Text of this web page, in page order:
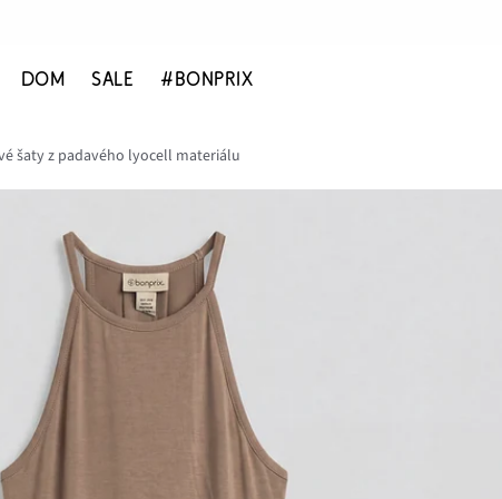
DOM SALE #BONPRIX
šaty z padavého lyocell materiálu